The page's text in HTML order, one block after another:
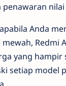
Anda
Redmi
yang hampir
setiap model